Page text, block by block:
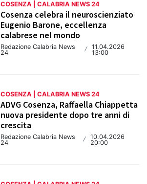
COSENZA | CALABRIA NEWS 24
Cosenza celebra il neuroscienziato
Eugenio Barone, eccellenza
calabrese nel mondo
Redazione Calabria News
24
/ 11.04.2026
13:00
COSENZA | CALABRIA NEWS 24
ADVG Cosenza, Raffaella Chiappetta
nuova presidente dopo tre anni di
crescita
Redazione Calabria News
24
/ 10.04.2026
20:00